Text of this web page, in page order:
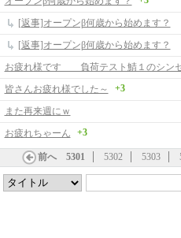
[返事]オープンβ何歳から始めます？
[返事]オープンβ何歳から始めます？
お疲れ様です 負荷テスト鯖１のシン
皆さんお疲れ様でした～
+3
また再来週にｗ
お疲れちゃーん
+3
前へ 5301 5302 5303